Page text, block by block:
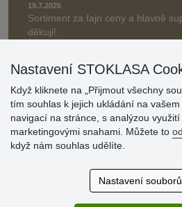
19.7.2026
Sortiment za fajn ceny a hlavně
děkuji!.
» Aktuálně 19084 recenzí
* Recenze neověřujeme
Nastavení STOKLASA
Když kliknete na „Přijmout všechny
tím souhlas k jejich ukládání na
navigací na stránce, s analýzou
marketingovými snahami. Můžete to
když nám souhlas udělíte.
Nastavení